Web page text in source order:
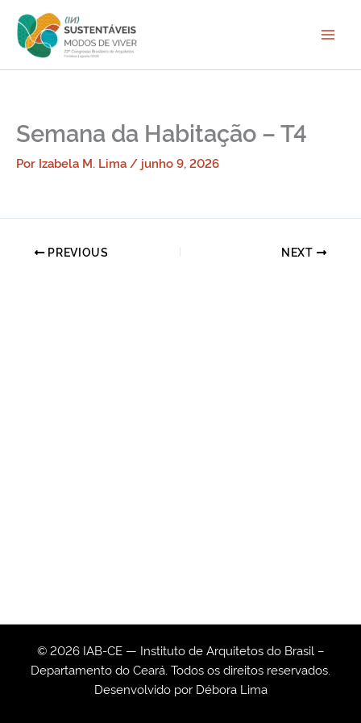
para
conteúdo
Semana da Habitação – T4
Por Izabela M. Lima / junho 9, 2026
PREVIOUS NEXT
© 2026 IAB-CE — Instituto de Arquitetos do Brasil –
Departamento do Ceará. Todos os direitos reservados.
Desenvolvido por Débora Lima